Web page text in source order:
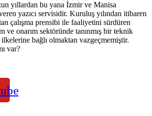
yıllardan bu yana İzmir ve Manisa
yazıcı servisidir. Kuruluş yılından itibaren
çalışma prensibi ile faaliyetini sürdüren
ve onarım sektöründe tanınmış bir teknik
bağlı olmaktan vazgeçmemiştir.
var?